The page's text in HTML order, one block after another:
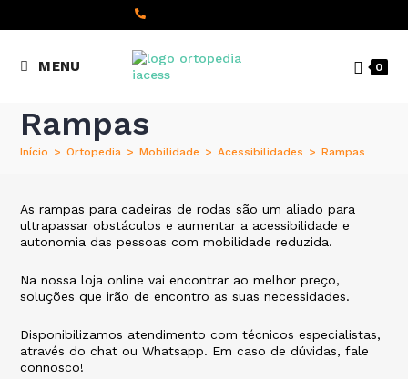
Chamada para a rede fixa
MENU 0
Rampas
Início > Ortopedia > Mobilidade > Acessibilidades > Rampas
As rampas para cadeiras de rodas são um aliado para
ultrapassar obstáculos e aumentar a acessibilidade e
autonomia das pessoas com mobilidade reduzida.
Na nossa loja online vai encontrar ao melhor preço,
soluções que irão de encontro as suas necessidades.
Disponibilizamos atendimento com técnicos especialistas,
através do chat ou Whatsapp. Em caso de dúvidas, fale
connosco!